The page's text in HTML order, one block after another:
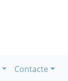
Contacte